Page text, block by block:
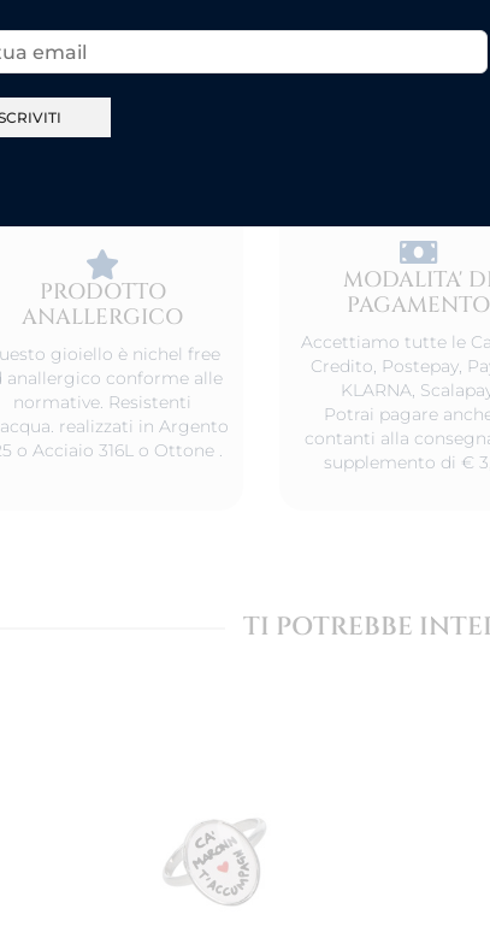
PRODOTTO
ANALLERGICO
gioiello è nichel free
anallergico conforme alle
normative. Resistenti
realizzati in Argento
o Acciaio 316L o Ottone .
MODALITA'
PAGAMENTO
Accettiamo tutte le
Credito, Postepay,
KLARNA,
Potrai pagare
contanti alla
supplemento di €
TI POTREBBE